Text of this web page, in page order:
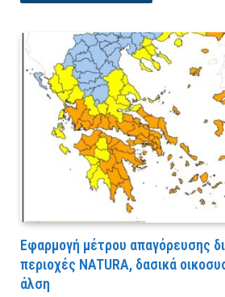
Εφαρμογή μέτρου απαγόρευσης
περιοχές NATURA, δασικά
άλση